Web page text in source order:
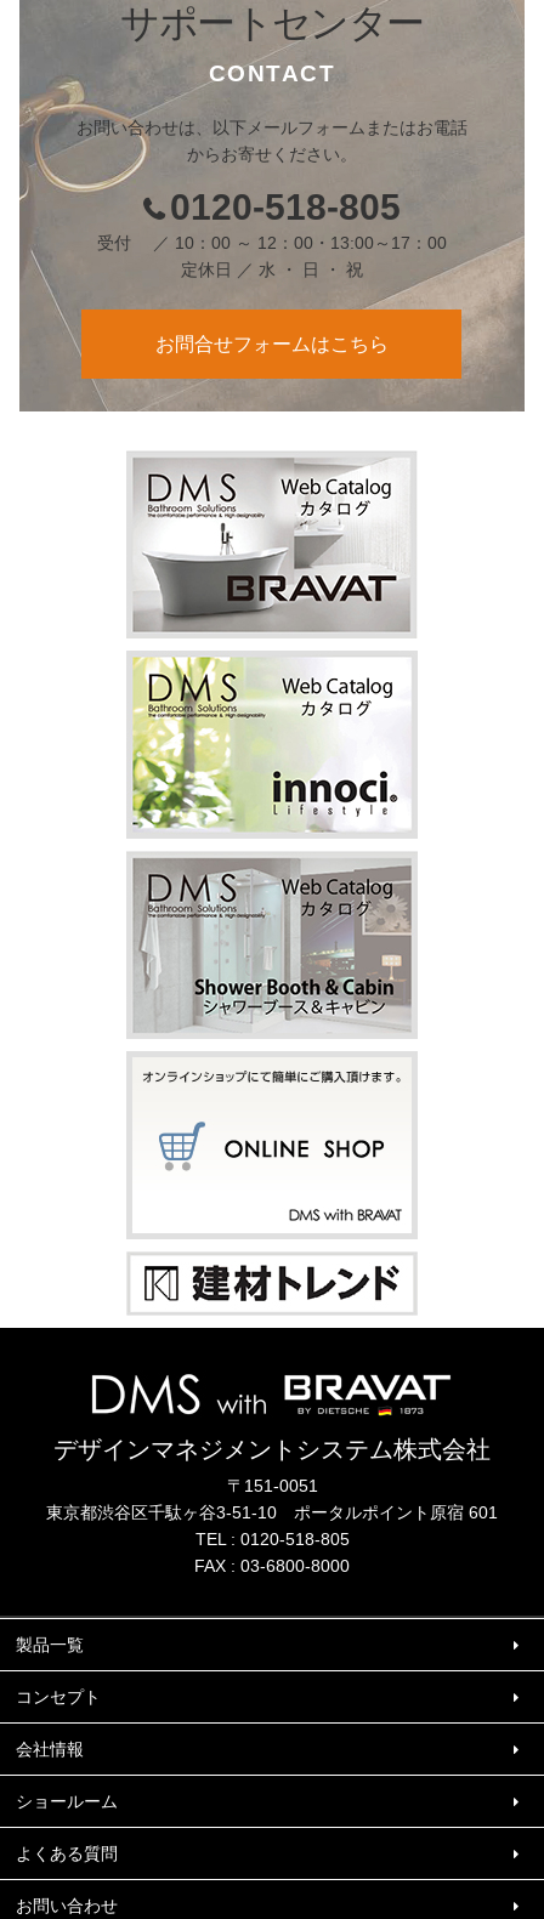
サポートセンター
CONTACT
お問い合わせは、以下メールフォームまたはお電話
からお寄せください。
0120-518-805
受付 ／ 10：00 ～ 12：00・13:00～17：00
定休日 ／ 水 ・ 日 ・ 祝
お問合せフォームはこちら
デザインマネジメントシステム株式会社
〒151-0051
東京都渋谷区千駄ヶ谷3-51-10 ポータルポイント 原宿 601
TEL : 0120-518-805
FAX : 03-6800-8000
製品一覧
コンセプト
会社情報
ショールーム
よくある質問
お問い合わせ